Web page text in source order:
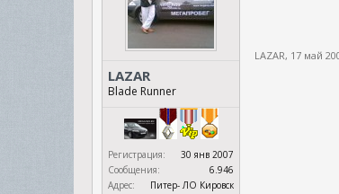
LAZAR
Blade Runner
Регистрация:
30 янв 2007
Сообщения:
6.946
Адрес:
Питер- ЛО Кировск
LAZAR, 17 май